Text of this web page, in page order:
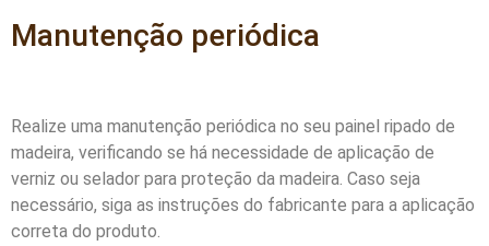
Manutenção periódica
Realize uma manutenção periódica no seu painel ripado de
madeira, verificando se há necessidade de aplicação de
verniz ou selador para proteção da madeira. Caso seja
necessário, siga as instruções do fabricante para a aplicação
correta do produto.